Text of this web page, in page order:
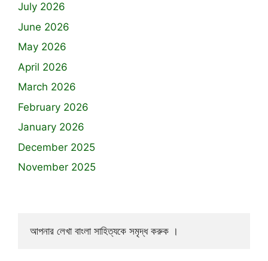
July 2026
June 2026
May 2026
April 2026
March 2026
February 2026
January 2026
December 2025
November 2025
আপনার লেখা বাংলা সাহিত্যকে সমৃদ্ধ করুক ।